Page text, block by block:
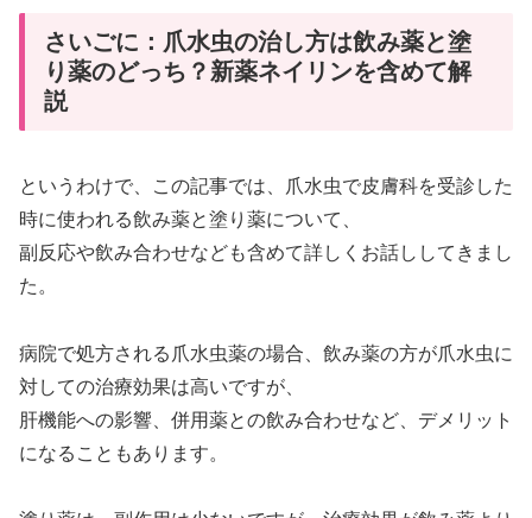
さいごに：爪水虫の治し方は飲み薬と塗
り薬のどっち？新薬ネイリンを含めて解
説
というわけで、この記事では、爪水虫で皮膚科を受診した
時に使われる飲み薬と塗り薬について、
副反応や飲み合わせなども含めて詳しくお話ししてきまし
た。
病院で処方される爪水虫薬の場合、飲み薬の方が爪水虫に
対しての治療効果は高いですが、
肝機能への影響、併用薬との飲み合わせなど、デメリット
になることもあります。